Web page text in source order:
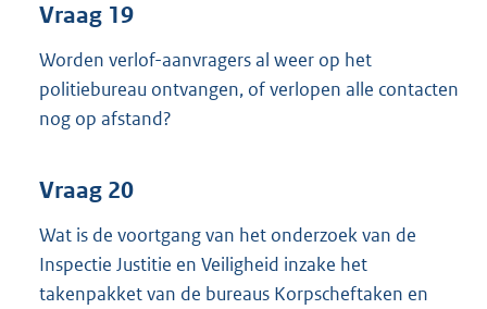
Vraag 19
Worden verlof-aanvragers al weer op het
politiebureau ontvangen, of verlopen alle contacten
nog op afstand?
Vraag 20
Wat is de voortgang van het onderzoek van de
Inspectie Justitie en Veiligheid inzake het
takenpakket van de bureaus Korpscheftaken en